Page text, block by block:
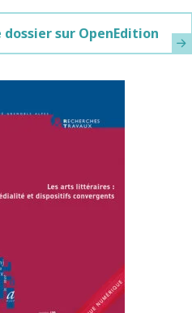
dossier sur OpenEdition